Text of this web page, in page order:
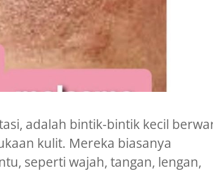
adalah bintik-bintik kecil
kulit. Mereka biasanya
seperti wajah, tangan, lengan,